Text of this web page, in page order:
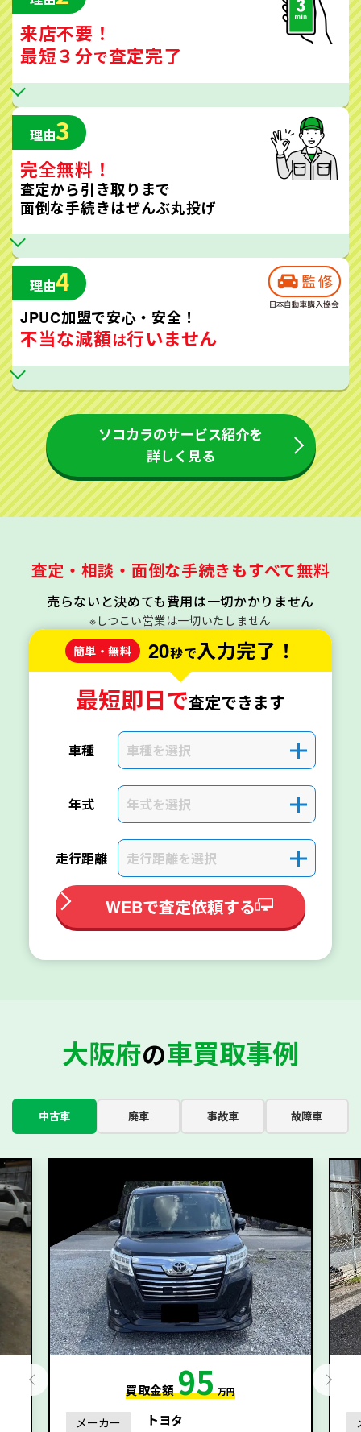
来店不要！
最短３分で査定完了
理由3
完全無料！
査定から引き取りまで
面倒な手続きはぜんぶ丸投げ
理由4
JPUC加盟で安心・安全！
不当な減額は行いません
ソコカラのサービス紹介を
詳しく見る
査定・相談・面倒な手続きもすべて無料
売らないと決めても費用は一切かかりません
※しつこい営業は一切いたしません
簡単・無料
20秒で入力完了！
最短即日で査定できます
車種 車種を選択 ＋
年式 年式を選択 ＋
走行距離 走行距離を選択 ＋
WEBで査定依頼する
大阪府の車買取事例
中古車 廃車 事故車 故障車
買取金額95 万円
メーカー トヨタ